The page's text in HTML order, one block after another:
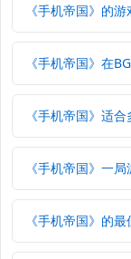
《手机帝国》的
《手机帝国》在
《手机帝国》适
《手机帝国》一
《手机帝国》的